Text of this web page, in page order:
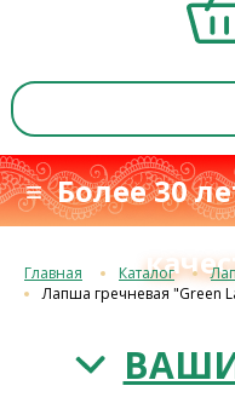
≡ Более 30
Главная Каталог
Лапша гречневая "Green